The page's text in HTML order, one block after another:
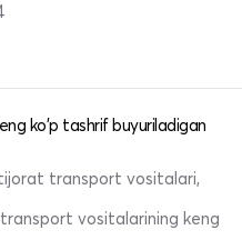
ko'p tashrif buyuriladigan
transport vositalari,
vositalarining keng